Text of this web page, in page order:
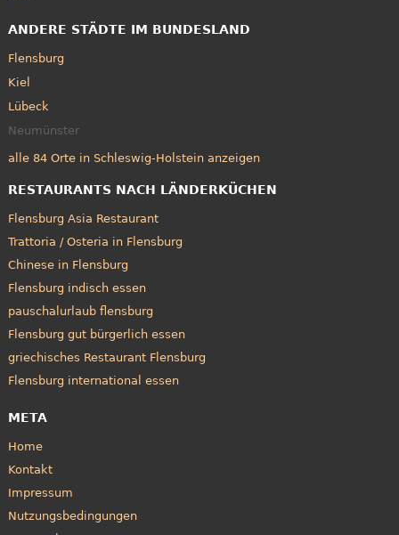
ANDERE STÄDTE IM BUNDESLAND
Flensburg
Kiel
Lübeck
Neumünster
alle 84 Orte in Schleswig-Holstein anzeigen
RESTAURANTS NACH LÄNDERKÜCHEN
Flensburg Asia Restaurant
Trattoria / Osteria in Flensburg
Chinese in Flensburg
Flensburg indisch essen
pauschalurlaub flensburg
Flensburg gut bürgerlich essen
griechisches Restaurant Flensburg
Flensburg international essen
META
Home
Kontakt
Impressum
Nutzungsbedingungen